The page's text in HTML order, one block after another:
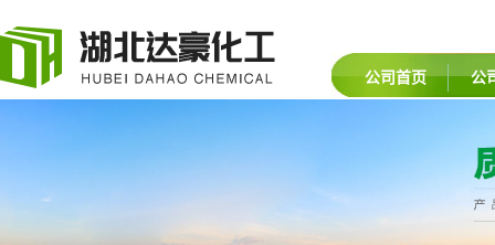
公司首页 公